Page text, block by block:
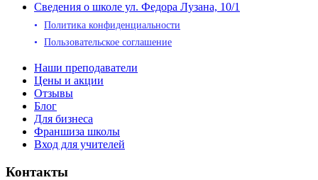
Сведения о школе ул. Федора Лузана, 10/1
Политика конфиденциальности
Пользовательское соглашение
Наши преподаватели
Цены и акции
Отзывы
Блог
Для бизнеса
Франшиза школы
Вход для учителей
Контакты